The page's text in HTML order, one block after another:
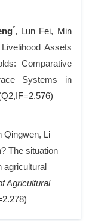
*, Lun Fei, Min
Livelihood Assets
Comparative
Systems in
Qingwen, Li
The situation
agricultural
Agricultural